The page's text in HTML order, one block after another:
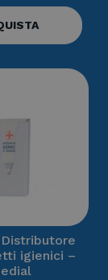
igienici –